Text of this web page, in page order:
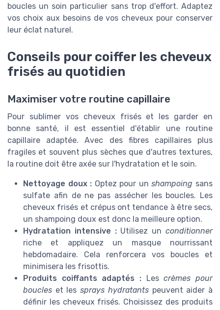
boucles un soin particulier sans trop d'effort. Adaptez
vos choix aux besoins de vos cheveux pour conserver
leur éclat naturel.
Conseils pour coiffer les cheveux
frisés au quotidien
Maximiser votre routine capillaire
Pour sublimer vos cheveux frisés et les garder en
bonne santé, il est essentiel d'établir une routine
capillaire adaptée. Avec des fibres capillaires plus
fragiles et souvent plus sèches que d'autres textures,
la routine doit être axée sur l'hydratation et le soin.
Nettoyage doux : Optez pour unshampoing sans
sulfate afin de ne pas assécher les boucles. Les
cheveux frisés et crépus ont tendance à être secs,
un shampoing doux est donc la meilleure option.
Hydratation intensive :Utilisez unconditionner
riche et appliquez un masque nourrissant
hebdomadaire. Cela renforcera vos boucles et
minimisera les frisottis.
Produits coiffants adaptés : Lescrèmes pour
boucles et lessprays hydratantspeuvent aider à
définir les cheveux frisés. Choisissez des produits